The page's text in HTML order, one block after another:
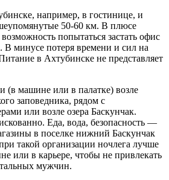
например, в гостинице, и
50-60 км. В плюсе
попытаться застать офис
В минусе потеря времени и сил на
в Ахтубинске не представляет
(в машине или в палатке) возле
заповедника, рядом с
или возле озера Баскунчак.
Еда, вода, безопасность —
в поселке нижний Баскунчак
такой организации ночлега лучше
или в карьере, чтобы не привлекать
мужчин.